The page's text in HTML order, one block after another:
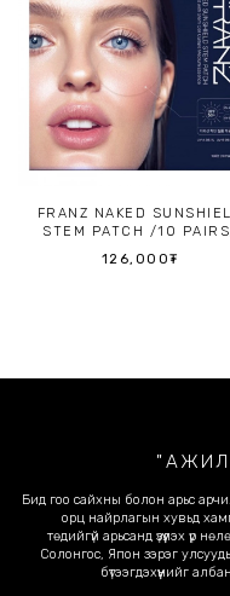
FRANZ NAKED
STEM PATCH /10
126,000₮
Бид гоо сайхны болон арьс
орц найрлагын хувьд
төдийгүй арьсанд үзүүлэх үр
Солонгос, Япон зэрэг
бүтээгдэхүүнийг